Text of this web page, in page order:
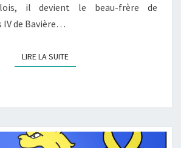
il devient le beau-frère de
IV de Bavière…
LIRE LA SUITELIRE LA SUITE